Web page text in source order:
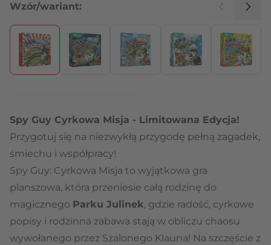
Wzór/wariant:
Naciśnij, aby pominąć karuzelę
Spy Guy Cyrkowa Misja - Limitowana Edycja!
Przygotuj się na niezwykłą przygodę pełną zagadek,
śmiechu i współpracy!
Spy Guy: Cyrkowa Misja to wyjątkowa gra
planszowa, która przeniesie całą rodzinę do
magicznego Parku Julinek, gdzie radość, cyrkowe
popisy i rodzinna zabawa stają w obliczu chaosu
wywołanego przez Szalonego Klauna! Na szczęście z